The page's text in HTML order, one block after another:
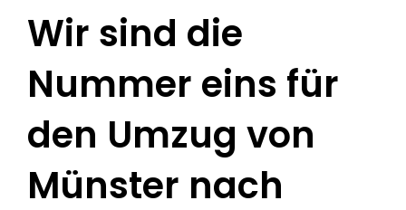
Wir sind die
Nummer eins für
den Umzug von
Münster nach